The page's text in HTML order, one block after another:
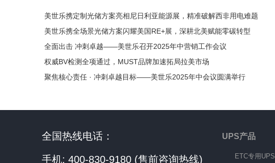
美世乐携定制光储方案亮相尼日利亚能源展，精准破解西非用电难题
美世乐携全场景光储方案闪耀美国RE+展，深耕北美赋能零碳转型
全面出击 冲刺卓越——美世乐召开2025年中营销工作会议
权威BV检测全项通过，MUST品牌加速拓局拉美市场
聚焦核心责任 · 冲刺卓越目标——美世乐2025年中会议圆满举行
全国热线电话：
手机: 400-830-9180 (售前咨询热线)
UPS产品
ETC专用UPS